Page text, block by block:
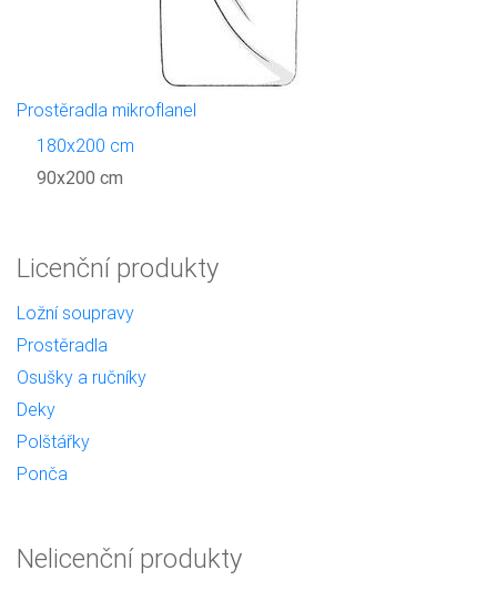
Prostěradla mikroflanel
180x200 cm
90x200 cm
Licenční produkty
Ložní soupravy
Prostěradla
Osušky a ručníky
Deky
Polštářky
Ponča
Nelicenční produkty